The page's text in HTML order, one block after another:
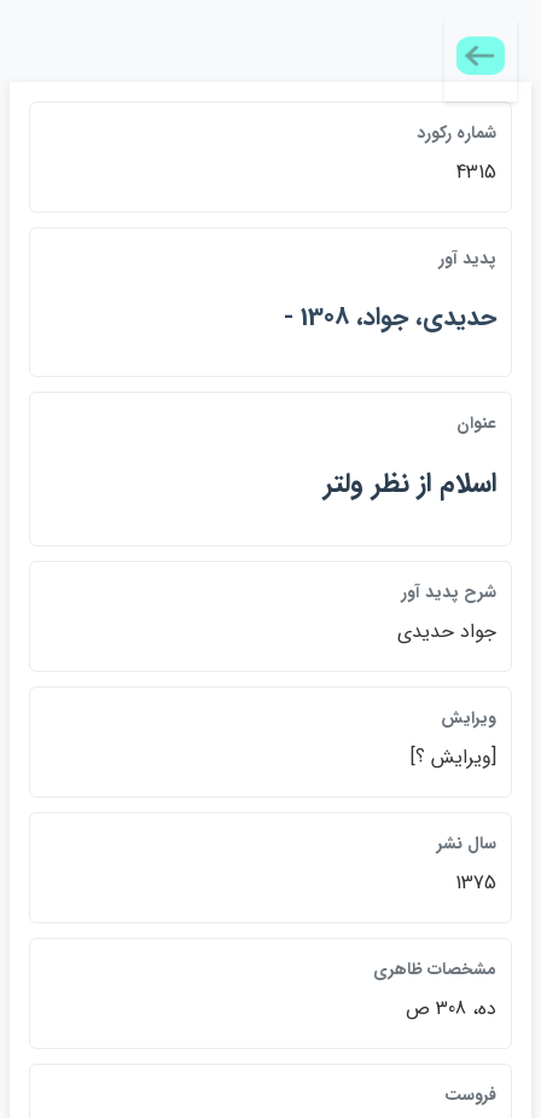
شماره ركورد
4315
پديد آور
حديدي، جواد، 1308 -
عنوان
اسلام از نظر ولتر
شرح پديد آور
جواد حديدي
ويرايش
[ويرايش ؟]
سال نشر
1375
مشخصات ظاهري
ده، 308 ص
فروست